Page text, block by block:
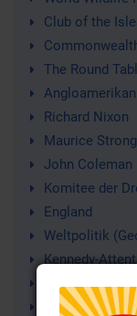
Club of the
The Round
Richard Nixon
Maurice Strong
John Coleman
Komitee der
England
Weltpolitik
Kennedy-
Großbritannien
Abraham